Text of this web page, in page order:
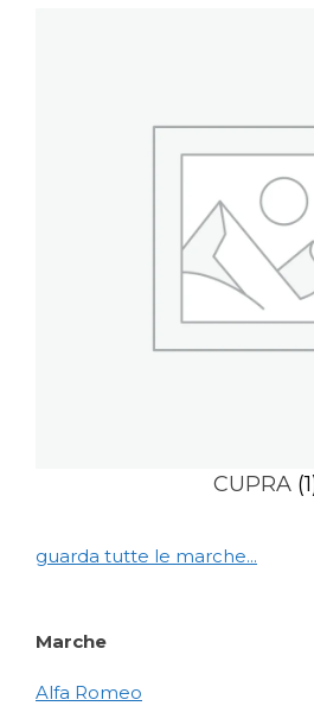
CUPRA
guarda tutte le marche...
Marche
Alfa Romeo